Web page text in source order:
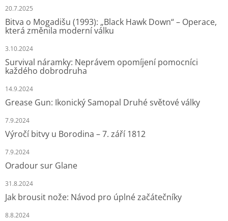
20.7.2025
Bitva o Mogadišu (1993): „Black Hawk Down“ – Operace,
která změnila moderní válku
3.10.2024
Survival náramky: Neprávem opomíjení pomocníci
každého dobrodruha
14.9.2024
Grease Gun: Ikonický Samopal Druhé světové války
7.9.2024
Výročí bitvy u Borodina – 7. září 1812
7.9.2024
Oradour sur Glane
31.8.2024
Jak brousit nože: Návod pro úplné začátečníky
8.8.2024